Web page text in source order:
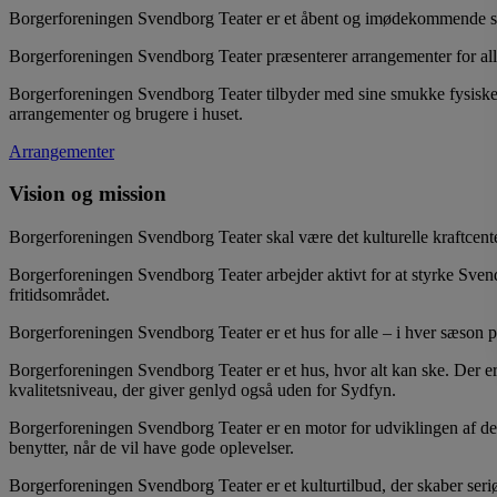
Borgerforeningen Svendborg Teater er et åbent og
Borgerforeningen Svendborg Teater præsenterer arrangementer for
Borgerforeningen Svendborg Teater tilbyder med sine smukke
arrangementer og brugere i huset.
Arrangementer
Vision og mission
Borgerforeningen Svendborg Teater skal være det kulturelle
Borgerforeningen Svendborg Teater arbejder aktivt for at styrke
fritidsområdet.
Borgerforeningen Svendborg Teater er et hus for alle – i hver sæson
Borgerforeningen Svendborg Teater er et hus, hvor alt kan ske. Der
kvalitetsniveau, der giver genlyd også uden for Sydfyn.
Borgerforeningen Svendborg Teater er en motor for udviklingen af
benytter, når de vil have gode oplevelser.
Borgerforeningen Svendborg Teater er et kulturtilbud, der skaber